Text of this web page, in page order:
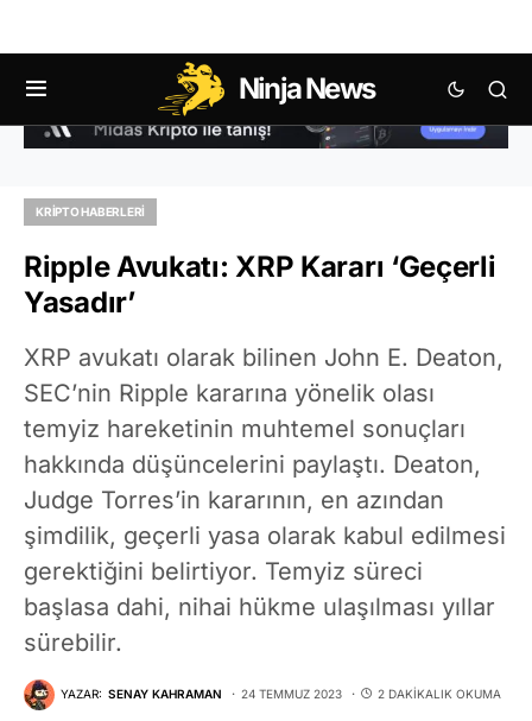
Ninja News
KRIPTO HABERLERI
Ripple Avukatı: XRP Kararı ‘Geçerli
Yasadır’
XRP avukatı olarak bilinen John E. Deaton,
SEC’nin Ripple kararına yönelik olası
temyiz hareketinin muhtemel sonuçları
hakkında düşüncelerini paylaştı. Deaton,
Judge Torres’in kararının, en azından
şimdilik, geçerli yasa olarak kabul edilmesi
gerektiğini belirtiyor. Temyiz süreci
başlasa dahi, nihai hükme ulaşılması yıllar
sürebilir.
YAZAR: SENAY KAHRAMAN 24 TEMMUZ 2023 2 DAKIKALIK OKUMA